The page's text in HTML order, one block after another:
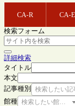
CA-R CA-E
検索フォーム
詳細検索
タイトル
本文
記事種別
検索したい記
館種 検索したい館種を